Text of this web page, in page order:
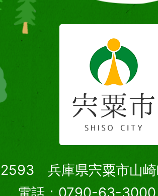
兵庫県宍粟市山崎